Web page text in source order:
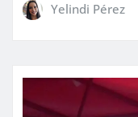
Yelindi Pérez